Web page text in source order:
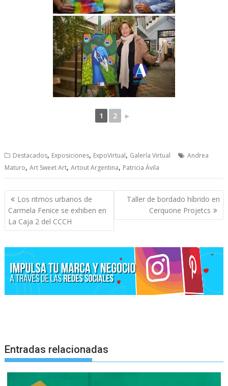
1 2 ►
Destacados, Exposiciones, ExpoVirtual, Galería Virtual
Andrea
Maturo,Art Sweet Art,Artout Argentina, Patricia Ávila
Navegación
de
entradas
Los ritmos urbanos de
Carmela Fenice se exhiben en
La Caja 2 del CCCH
Taller de bordado híbrido en
Cerquone Projetcs
Entradas relacionadas